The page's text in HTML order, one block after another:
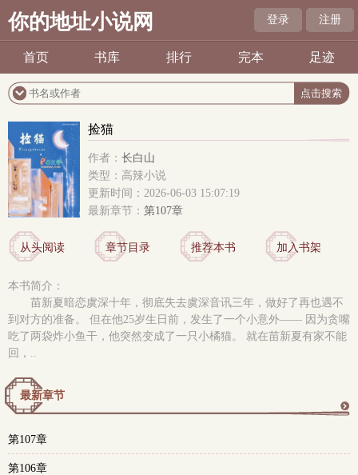
你的地址小说网 登录 注册
首页 书库 排行 完本 足迹
捡猫
作者： 长白山
类型：高辣小说
更新时间：2026-06-03 15:07:19
最新章节： 第107章
从头阅读 章节目录 推荐本书 加入书架
本书简介：
苗新夏暗恋虞深十年，彻底失去虞深音讯三年，做好了再也遇不
到对方的准备。 但在他25岁生日前，发生了一个小意外—— 因为贪嘴
吃了两袋炸小鱼干，他突然变成了一只小橘猫。 就在苗新夏有家不能
回，..
最新章节
第107章
第106章